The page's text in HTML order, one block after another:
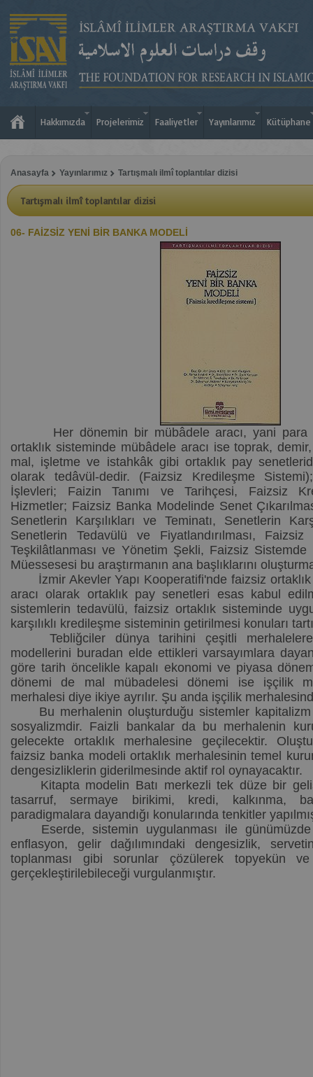
Hakkımızda Projelerimiz Faaliyetler Yayınlarımız Kütüphane
Tartışmalı ilmî toplantılar dizisi
Yayınlarımız
Anasayfa
Tartışmalı ilmî toplantılar dizisi
06- FAİZSİZ YENİ BİR BANKA MODELİ
Her dönemin bir mübâdele aracı, yani para
ortaklık sisteminde mübâdele aracı ise toprak,
mal, işletme ve istahkâk gibi ortaklık pay
olarak tedâvül-dedir. (Faizsiz Kredileşme
İşlevleri; Faizin Tanımı ve Tarihçesi, Faizsiz
Hizmetler; Faizsiz Banka Modelinde Senet
Senetlerin Karşılıkları ve Teminatı, Senetlerin
Senetlerin Tedavülü ve Fiyatlandırılması, Faizsiz
Teşkilâtlanması ve Yönetim Şekli, Faizsiz
Müessesesi bu araştırmanın ana başlıklarını
İzmir Akevler Yapı Kooperatifi'nde faizsiz ortaklık
aracı olarak ortaklık pay senetleri esas kabul
sistemlerin tedavülü, faizsiz ortaklık sisteminde
karşılıklı kredileşme sisteminin getirilmesi konuları
Tebliğciler dünya tarihini çeşitli merhalelere
modellerini buradan elde ettikleri varsayımlara
göre tarih öncelikle kapalı ekonomi ve piyasa
dönemi de mal mübadelesi dönemi ise işçilik
merhalesi diye ikiye ayrılır. Şu anda işçilik
Bu merhalenin oluşturduğu sistemler
sosyalizmdir. Faizli bankalar da bu merhalenin
gelecekte ortaklık merhalesine geçilecektir.
faizsiz banka modeli ortaklık merhalesinin temel
dengesizliklerin giderilmesinde aktif rol oynayacaktır.
Kitapta modelin Batı merkezli tek düze bir
tasarruf, sermaye birikimi, kredi, kalkınma,
paradigmalara dayandığı konularında tenkitler
Eserde, sistemin uygulanması ile günümüzde
enflasyon, gelir dağılımındaki dengesizlik,
toplanması gibi sorunlar çözülerek topyekün
gerçekleştirilebileceği vurgulanmıştır.